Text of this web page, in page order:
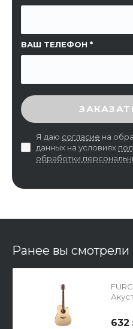
ВАШ ТЕЛЕФОН
ВВЕДИТЕ
Я даю согласие на
данных на условиях
обработки
Ранее вы смотрели
632